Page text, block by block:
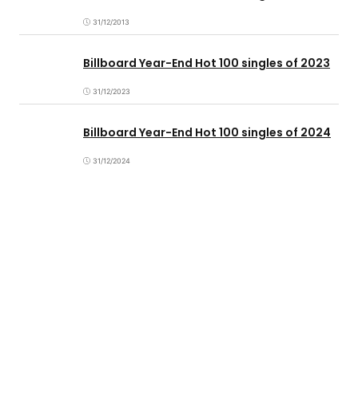
31/12/2013
Billboard Year-End Hot 100 singles of 2023
31/12/2023
Billboard Year-End Hot 100 singles of 2024
31/12/2024